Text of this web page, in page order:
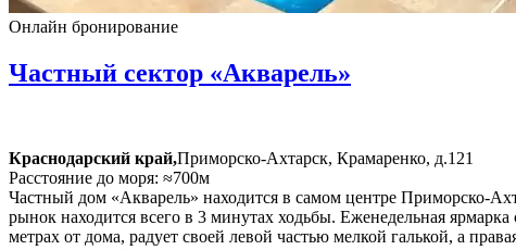
Онлайн бронирование
Частный сектор «Акварель»
Краснодарский край,Приморско-Ахтарск, Крамаренко, д.121
Расстояние до моря: ≈700м
Частный дом «Акварель» находится в самом центре Приморско-
рынок находится всего в 3 минутах ходьбы. Еженедельная
метрах от дома, радует своей левой частью мелкой галькой, а